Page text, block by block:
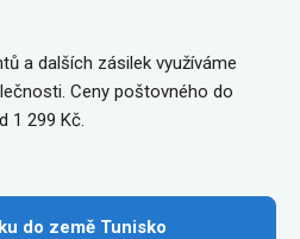
a dalších zásilek využíváme
Ceny poštovného do
1 299 Kč.
do země Tunisko